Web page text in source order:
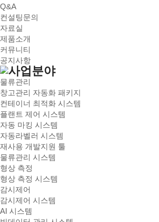
Q&A
컨설팅문의
자료실
제품소개
커뮤니티
공지사항
물류관리
창고관리 자동화 패키지
컨테이너 최적화 시스템
플랜트 제어 시스템
자동 마킹 시스템
자동라벨러 시스템
재사용 개발지원 툴
물류관리 시스템
형상 측정
형상 측정 시스템
감시제어
감시제어 시스템
AI 시스템